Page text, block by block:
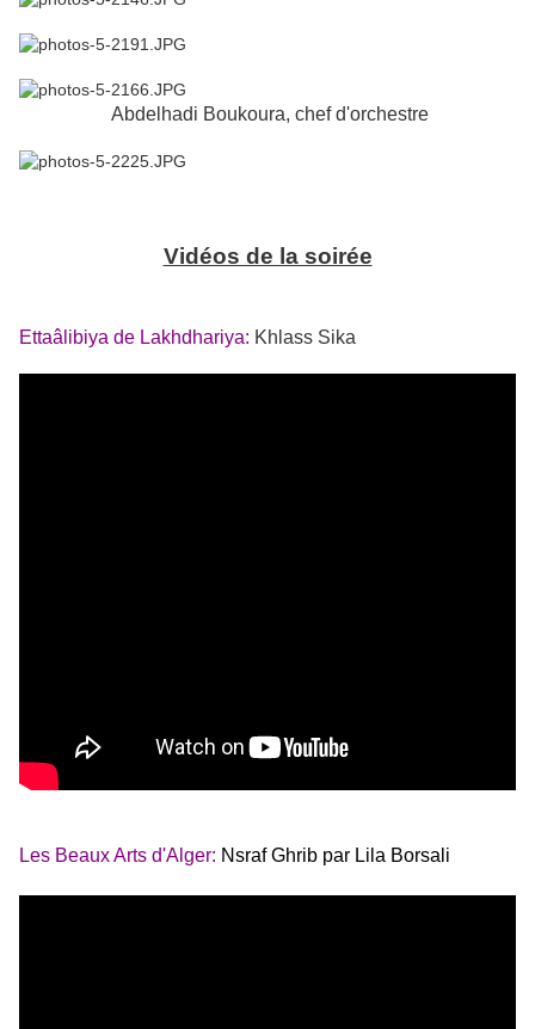
Abdelhadi Boukoura, chef d'orchestre
Vidéos de la soirée
Ettaâlibiya de Lakhdhariya: Khlass Sika
Les Beaux Arts d'Alger: Nsraf Ghrib par Lila Borsali